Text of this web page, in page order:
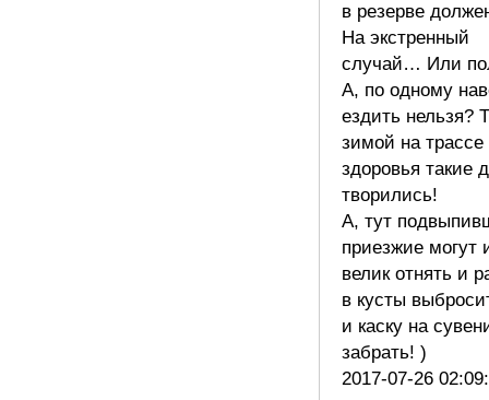
в резерве
На экстренный
случай… Или
А, по одному
ездить нельзя?
зимой на трассе
здоровья такие
творились!
А, тут
приезжие могут
велик отнять и
в кусты
и каску на
забрать! )
2017-07-26